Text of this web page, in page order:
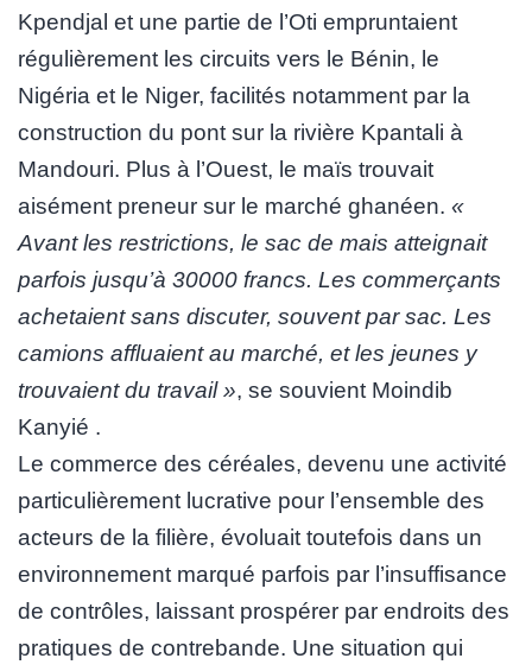
Kpendjal et une partie de l’Oti empruntaient
régulièrement les circuits vers le Bénin, le
Nigéria et le Niger, facilités notamment par la
construction du pont sur la rivière Kpantali à
Mandouri. Plus à l’Ouest, le maïs trouvait
aisément preneur sur le marché ghanéen. «
Avant les restrictions, le sac de mais atteignait
parfois jusqu’à 30000 francs. Les commerçants
achetaient sans discuter, souvent par sac. Les
camions affluaient au marché, et les jeunes y
trouvaient du travail », se souvient Moindib
Kanyié .
Le commerce des céréales, devenu une activité
particulièrement lucrative pour l’ensemble des
acteurs de la filière, évoluait toutefois dans un
environnement marqué parfois par l’insuffisance
de contrôles, laissant prospérer par endroits des
pratiques de contrebande. Une situation qui